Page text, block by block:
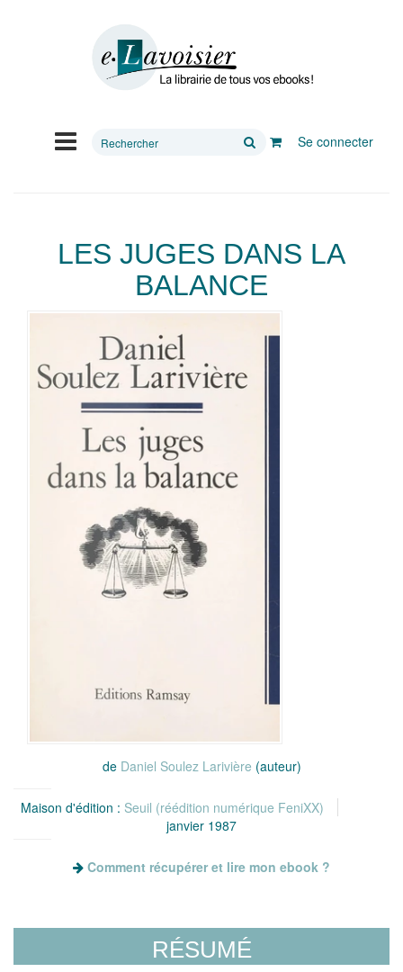
Rechercher
Se connecter
LES JUGES DANS LA
BALANCE
de Daniel Soulez Larivière (auteur)
Maison d'édition : Seuil (réédition numérique FeniXX)
janvier 1987
Comment récupérer et lire mon ebook ?
RÉSUMÉ